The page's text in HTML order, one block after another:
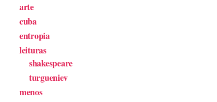
arte
cuba
entropia
leituras
shakespeare
turgueniev
menos